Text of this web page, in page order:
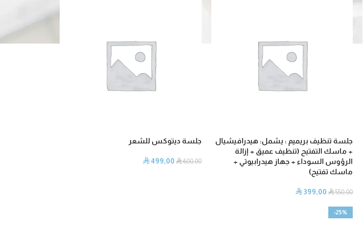
جلسة تنظيف بريميم : يشمل: هيدرافيشيال
+ ماسك التفتيح (تنظيف عميق + إزالة
الرؤوس السوداء + جهاز هيدرابيوتي +
ماسك تفتيح)
⃁550,00
⃁399,00
جلسة ديتوكس للشعر
⃁600,00
⃁499,00
-25%